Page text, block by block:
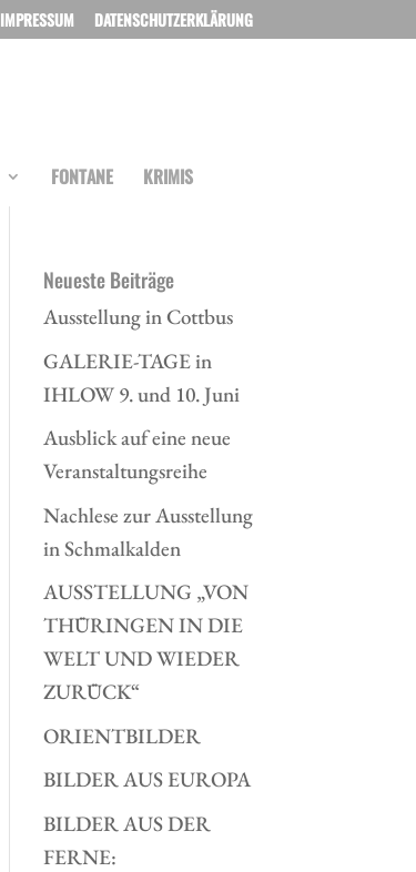
IMPRESSUM DATENSCHUTZERKLÄRUNG
FONTANE KRIMIS
Neueste Beiträge
Ausstellung in Cottbus
GALERIE-TAGE in
IHLOW 9. und 10. Juni
Ausblick auf eine neue
Veranstaltungsreihe
Nachlese zur Ausstellung
in Schmalkalden
AUSSTELLUNG „VON
THÜRINGEN IN DIE
WELT UND WIEDER
ZURÜCK“
ORIENTBILDER
BILDER AUS EUROPA
BILDER AUS DER
FERNE: